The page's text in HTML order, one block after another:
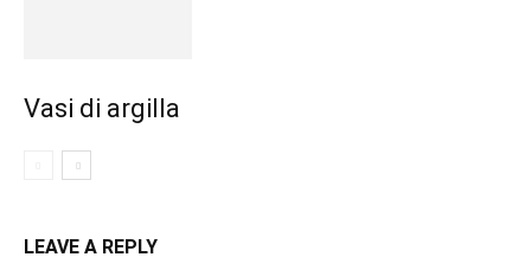
Vasi di argilla
LEAVE A REPLY